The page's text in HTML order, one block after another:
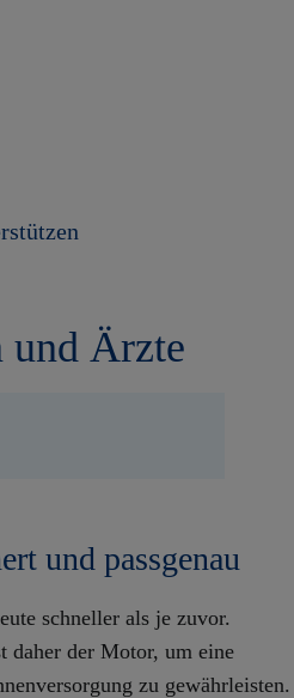
Ärzte
und passgenau
schneller als je zuvor.
daher der Motor, um eine
zu